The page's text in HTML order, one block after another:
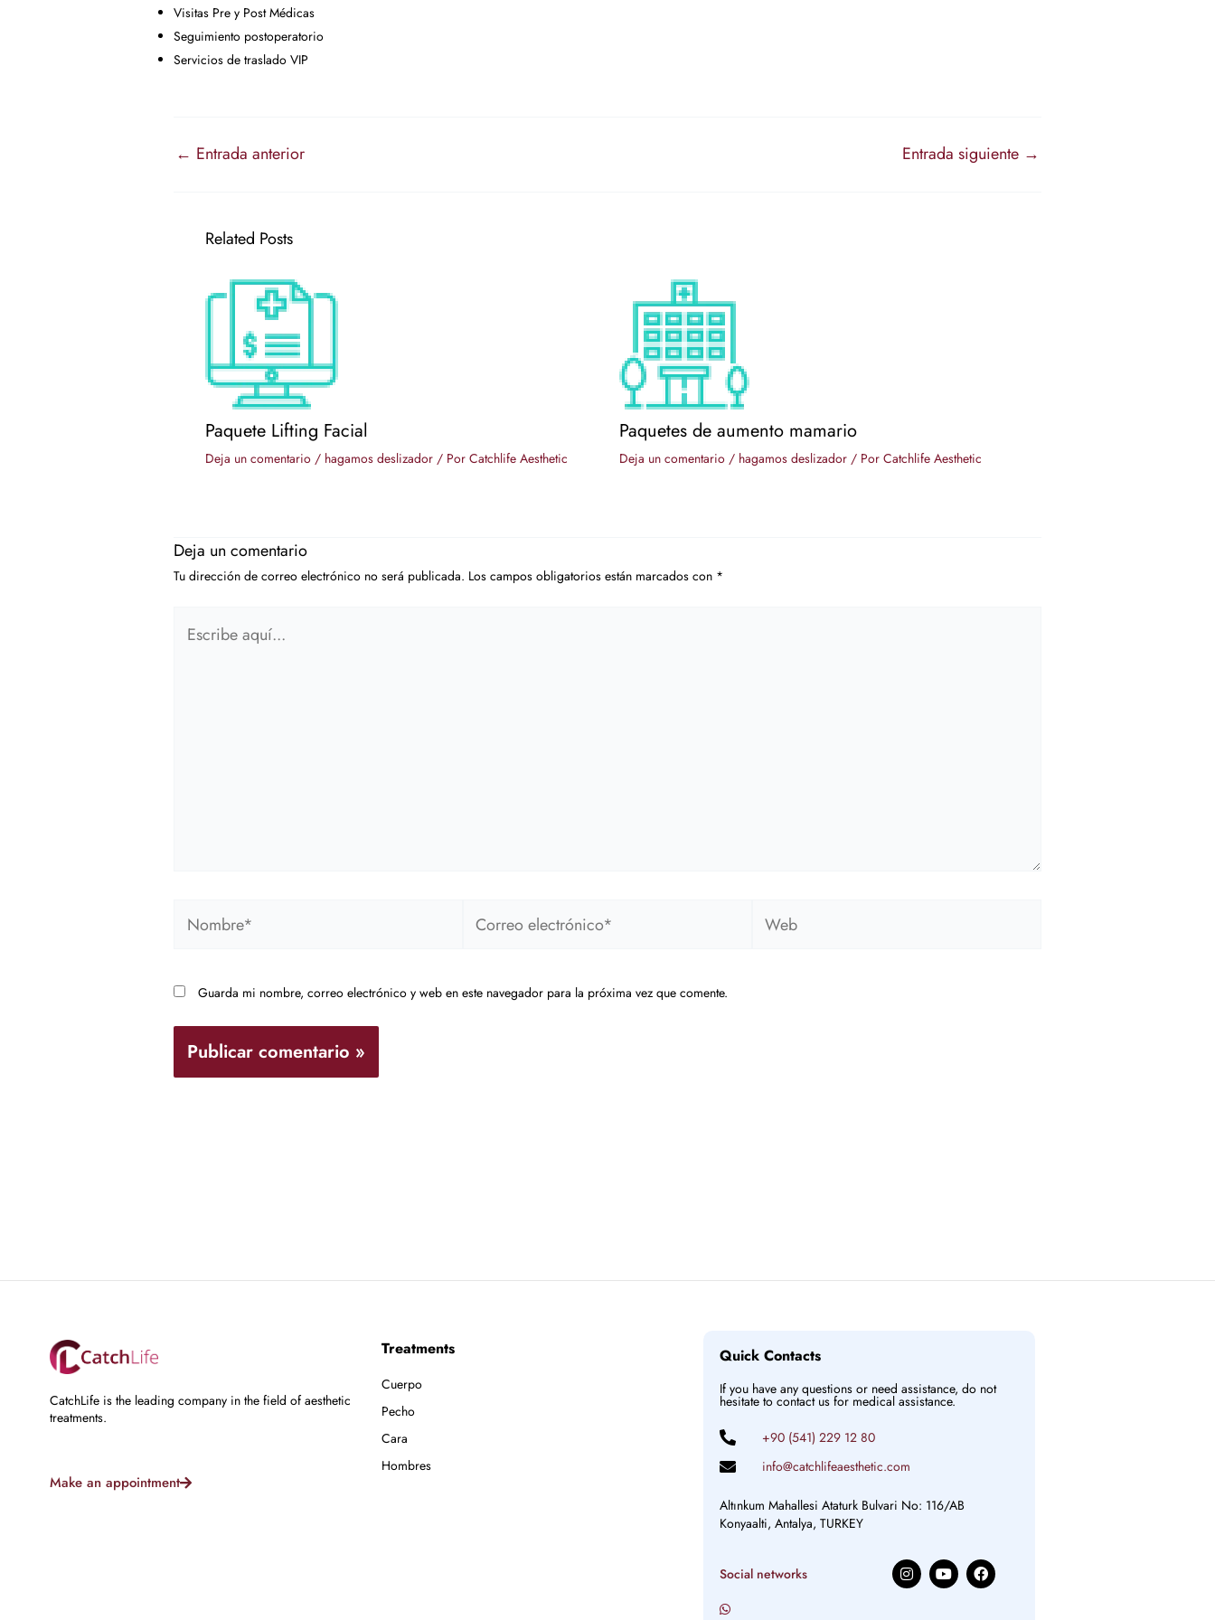
Visitas Pre y Post Médicas
Seguimiento postoperatorio
Servicios de traslado VIP
← Entrada anterior Entrada siguiente →
Related Posts
Paquete Lifting Facial
Deja un comentario / hagamos deslizador / Por Catchlife Aesthetic
Paquetes de aumento mamario
Deja un comentario / hagamos deslizador/ Por Catchlife Aesthetic
Deja un comentario
Tu dirección de correo electrónico no será publicada. Los campos obligatorios están marcados con *
aquí...
electrónico*
Guarda mi nombre, correo electrónico y web en este navegador para la próxima vez que comente.
CatchLife is the leading company in the field of aesthetic
treatments.
Make an appointment
Treatments
Cuerpo
Pecho
Cara
Hombres
Quick Contacts
If you have any questions or need assistance, do not
hesitate to contact us for medical assistance.
+90 (541) 229 12 80
info@catchlifeaesthetic.com
Altınkum Mahallesi Ataturk Bulvari No: 116/AB
Konyaalti, Antalya, TURKEY
Social networks I
n
s
Y
o
u
F
a
c